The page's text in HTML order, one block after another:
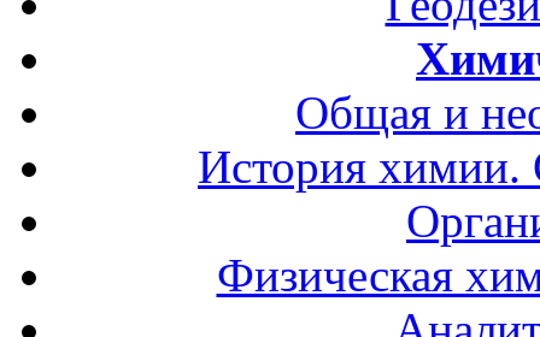
Общая и
История
Физическая